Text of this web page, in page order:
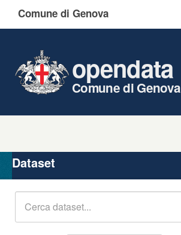
Comune di Genova
opendata
Comune di Genova
Organizzazioni
Gruppi
Dataset